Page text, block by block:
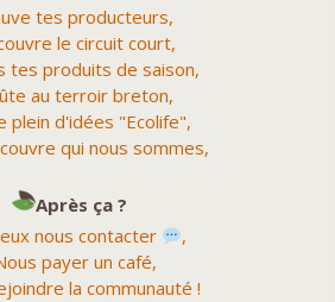
tes producteurs,
le circuit court,
tes produits de saison,
au terroir breton,
plein d'idées "Ecolife",
qui nous sommes,
Après ça ?
nous contacter
,
payer un café,
la communauté !